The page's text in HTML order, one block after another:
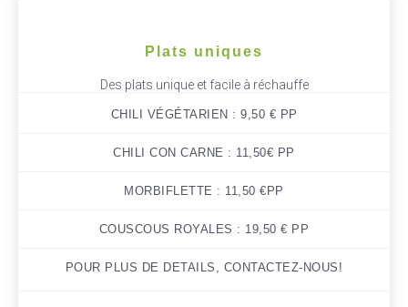
Plats uniques
Des plats unique et facile à réchauffe
CHILI VÉGÉTARIEN : 9,50 € PP
CHILI CON CARNE : 11,50€ PP
MORBIFLETTE : 11,50 €PP
COUSCOUS ROYALES : 19,50 € PP
POUR PLUS DE DETAILS, CONTACTEZ-NOUS!